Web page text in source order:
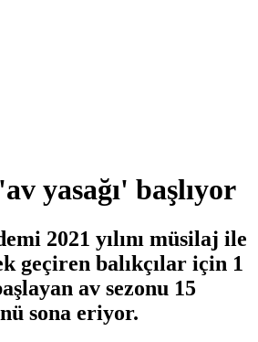
yasağı' başlıyor
2021 yılını müsilaj ile
geçiren balıkçılar için 1
av sezonu 15
sona eriyor.